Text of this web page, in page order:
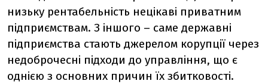
низьку рентабельність нецікаві приватним
підприємствам. З іншого – саме державні
підприємства стають джерелом корупції через
недоброчесні підходи до управління, що є
однією з основних причин їх збитковості.